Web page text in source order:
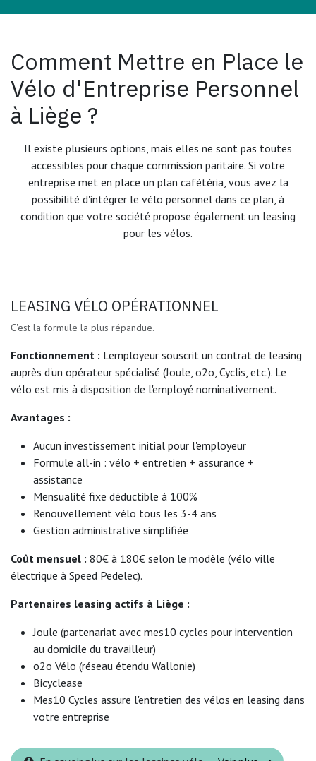
Comment Mettre en Place le
Vélo d'Entreprise Personnel
à Liège ?
Il existe plusieurs options, mais elles ne sont pas toutes
accessibles pour chaque commission paritaire. Si votre
entreprise met en place un plan cafétéria, vous avez la
possibilité d'intégrer le vélo personnel dans ce plan, à
condition que votre société propose également un leasing
pour les vélos.
LEASING VÉLO OPÉRATIONNEL
C'est la formule la plus répandue.
Fonctionnement : L'employeur souscrit un contrat de leasing
auprès d'un opérateur spécialisé (Joule, o2o, Cyclis, etc.). Le
vélo est mis à disposition de l'employé nominativement.
Avantages :
Aucun investissement initial pour l'employeur
Formule all-in : vélo + entretien + assurance +
assistance
Mensualité fixe déductible à 100%
Renouvellement vélo tous les 3-4 ans
Gestion administrative simplifiée
Coût mensuel : 80€ à 180€ selon le modèle (vélo ville
électrique à Speed Pedelec).
Partenaires leasing actifs à Liège :
Joule (partenariat avec mes10 cycles pour intervention
au domicile du travailleur)
o2o Vélo (réseau étendu Wallonie)
Bicyclease
Mes10 Cycles assure l'entretien des vélos en leasing dans
votre entreprise